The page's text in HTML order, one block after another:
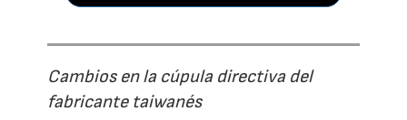
Cambios en la cúpula directiva del
fabricante taiwanés